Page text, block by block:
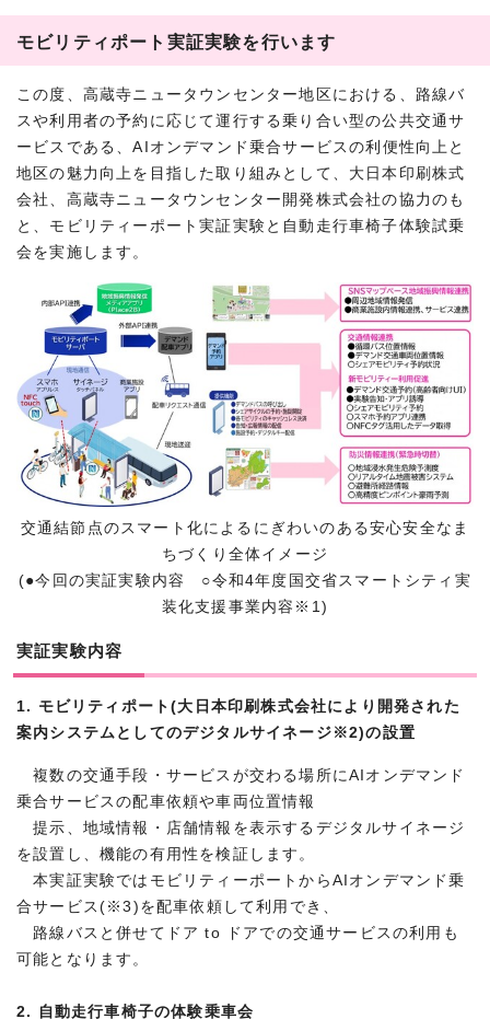
モビリティポート実証実験を行います
この度、高蔵寺ニュータウンセンター地区における、路線バ
スや利用者の予約に応じて運行する乗り合い型の公共交通サ
ービスである、AIオンデマンド乗合サービスの利便性向上と
地区の魅力向上を目指した取り組みとして、大日本印刷株式
会社、高蔵寺ニュータウンセンター開発株式会社の協力のも
と、モビリティーポート実証実験と自動走行車椅子体験試乗
会を実施します。
交通結節点のスマート化によるにぎわいのある安心安全なま
ちづくり全体イメージ
(●今回の実証実験内容 ○令和4年度国交省スマートシティ実
装化支援事業内容※1)
実証実験内容
1. モビリティポート(大日本印刷株式会社により開発された
案内システムとしてのデジタルサイネージ※2)の設置
複数の交通手段・サービスが交わる場所にAIオンデマンド
乗合サービスの配車依頼や車両位置情報
提示、地域情報・店舗情報を表示するデジタルサイネージ
を設置し、機能の有用性を検証します。
本実証実験ではモビリティーポートからAIオンデマンド乗
合サービス(※3)を配車依頼して利用でき、
路線バスと併せてドア to ドアでの交通サービスの利用も
可能となります。
2. 自動走行車椅子の体験乗車会